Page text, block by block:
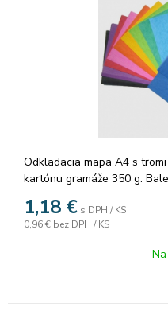
Odkladacia mapa A4 s
kartónu gramáže 350 g.
1,18 € s DPH / KS
0,96 € bez DPH / KS